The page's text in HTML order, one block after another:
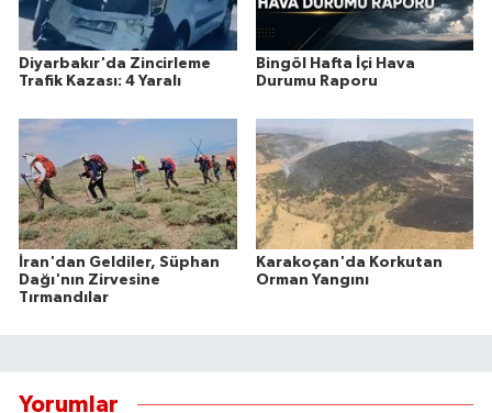
Diyarbakır'da Zincirleme
Trafik Kazası: 4 Yaralı
Bingöl Hafta İçi Hava
Durumu Raporu
İran'dan Geldiler, Süphan
Dağı'nın Zirvesine
Tırmandılar
Karakoçan'da Korkutan
Orman Yangını
Yorumlar